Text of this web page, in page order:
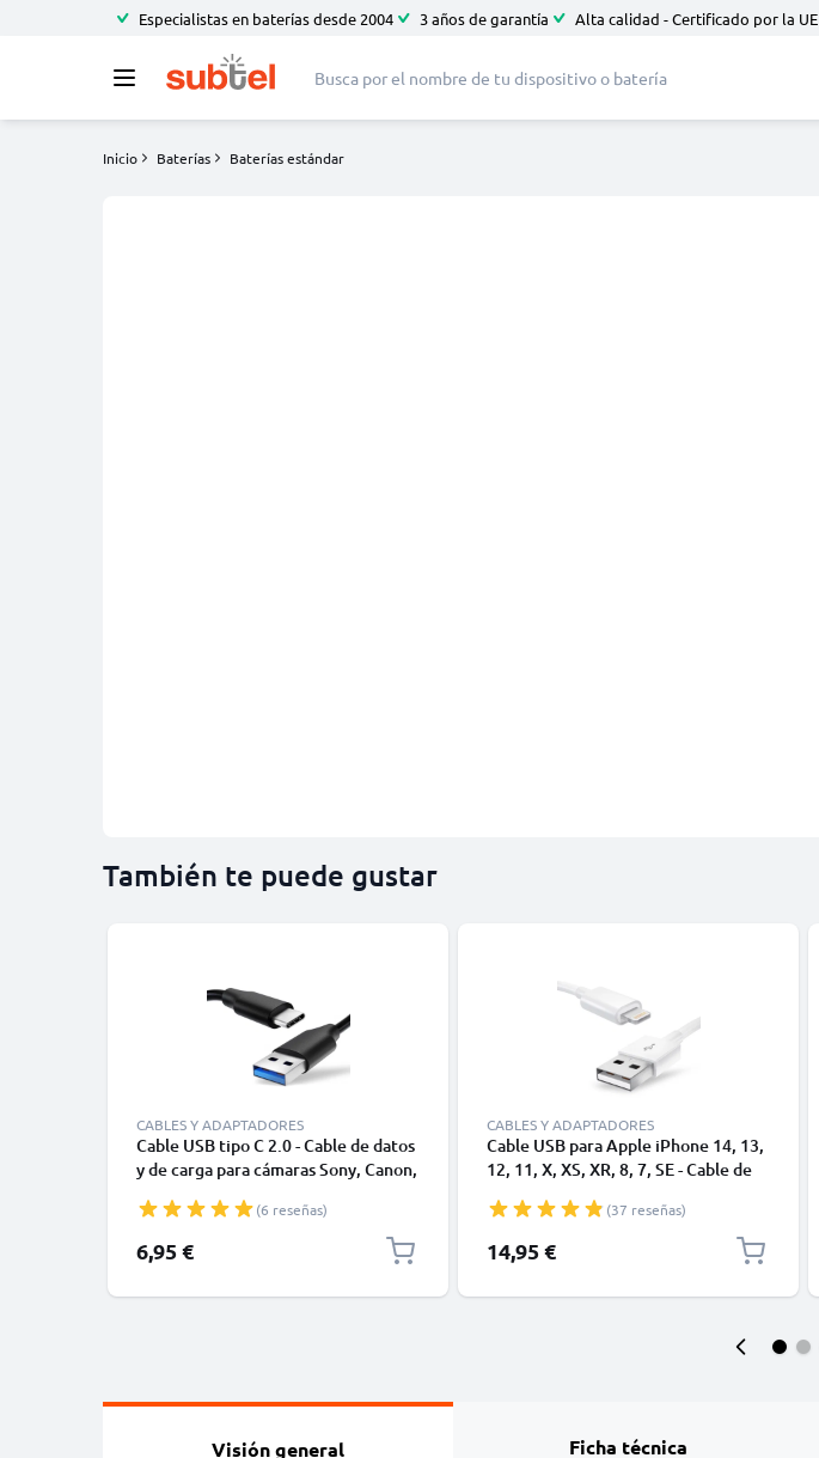
Especialistas en baterías desde 2004 3 años de garantía Alta calidad - Certificado por la UE
Inicio Baterías Baterías estándar
También te puede gustar
CABLES Y ADAPTADORES
Cable USB tipo C 2.0 - Cable de datos
y de carga para cámaras Sony, Canon,
Moto Z, Huawei, Xiaomi - 1,0m Cable
cargador USB tipo C
(6 reseñas)
6,95 €
CABLES Y ADAPTADORES
Cable USB para Apple iPhone 14, 13,
12, 11, X, XS, XR, 8, 7, SE - Cable de
1m
(37 reseñas)
14,95 €
Visión general Ficha técnica